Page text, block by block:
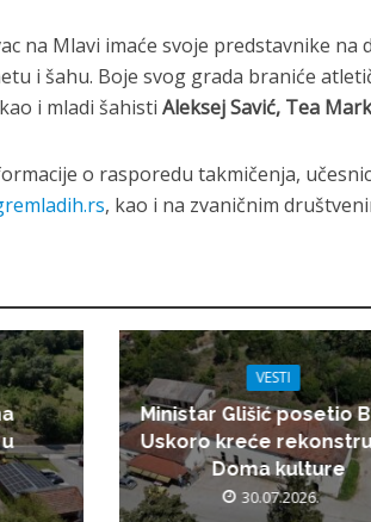
na Mlavi imaće svoje predstavnike
i šahu. Boje svog grada braniće
i mladi šahistiAleksej Savić, Tea
o rasporedu takmičenja,
, kao i na zvaničnim
VESTI
Ministar Glišić posetio
Uskoro kreće
Doma kulture
30.07.2026.